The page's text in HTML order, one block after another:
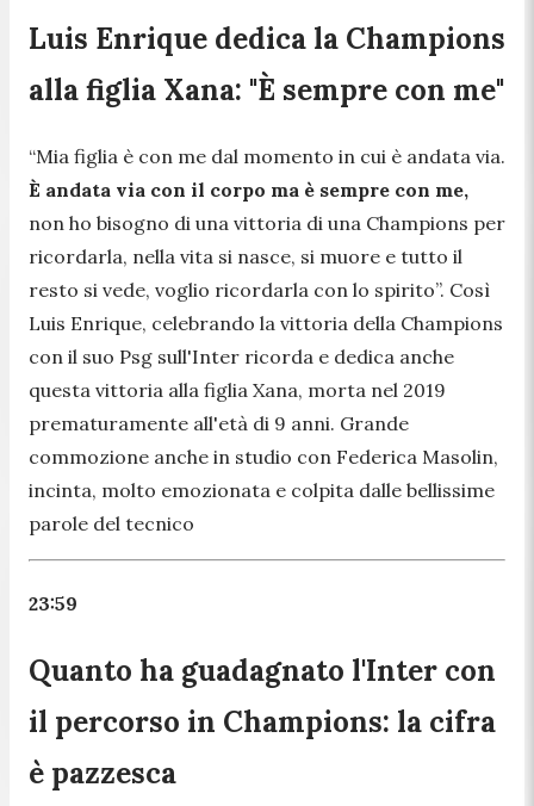
Luis Enrique dedica la Champions
alla figlia Xana: "È sempre con me"
“Mia figlia è con me dal momento in cui è andata via.
È andata via con il corpo ma è sempre con me,
non ho bisogno di una vittoria di una Champions per
ricordarla, nella vita si nasce, si muore e tutto il
resto si vede, voglio ricordarla con lo spirito”. Così
Luis Enrique, celebrando la vittoria della Champions
con il suo Psg sull'Inter ricorda e dedica anche
questa vittoria alla figlia Xana, morta nel 2019
prematuramente all'età di 9 anni. Grande
commozione anche in studio con Federica Masolin,
incinta, molto emozionata e colpita dalle bellissime
parole del tecnico
23:59
Quanto ha guadagnato l'Inter con
il percorso in Champions: la cifra
è pazzesca